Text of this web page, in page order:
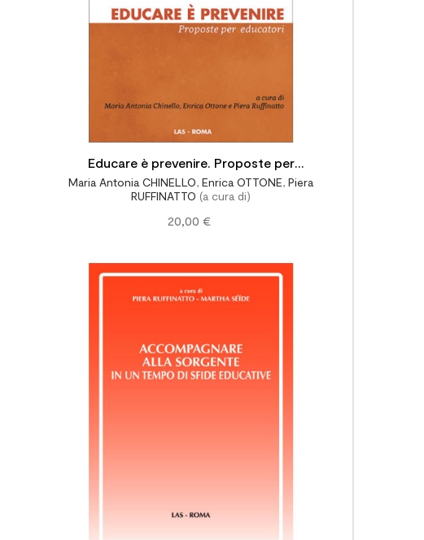
Educare è prevenire. Proposte per
educatori
Maria Antonia CHINELLO,Enrica OTTONE,Piera
RUFFINATTO (a cura di)
20,00 €